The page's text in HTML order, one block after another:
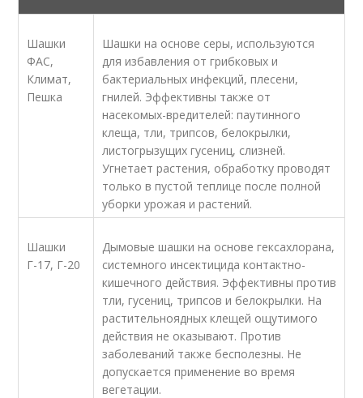
Шашки
ФАС,
Климат,
Пешка
Шашки на основе серы, используются
для избавления от грибковых и
бактериальных инфекций, плесени,
гнилей. Эффективны также от
насекомых-вредителей: паутинного
клеща, тли, трипсов, белокрылки,
листогрызущих гусениц, слизней.
Угнетает растения, обработку проводят
только в пустой теплице после полной
уборки урожая и растений.
Шашки
Г-17, Г-20
Дымовые шашки на основе гексахлорана,
системного инсектицида контактно-
кишечного действия. Эффективны против
тли, гусениц, трипсов и белокрылки. На
растительноядных клещей ощутимого
действия не оказывают. Против
заболеваний также бесполезны. Не
допускается применение во время
вегетации.